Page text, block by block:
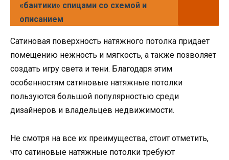
«бантики» спицами со схемой и
описанием
Сатиновая поверхность натяжного потолка придает
помещению нежность и мягкость, а также позволяет
создать игру света и тени. Благодаря этим
особенностям сатиновые натяжные потолки
пользуются большой популярностью среди
дизайнеров и владельцев недвижимости.
Не смотря на все их преимущества, стоит отметить,
что сатиновые натяжные потолки требуют